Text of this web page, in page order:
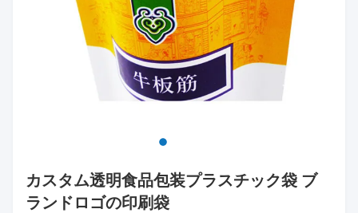
カスタム透明食品包装プラスチック袋 ブ
ランドロゴの印刷袋